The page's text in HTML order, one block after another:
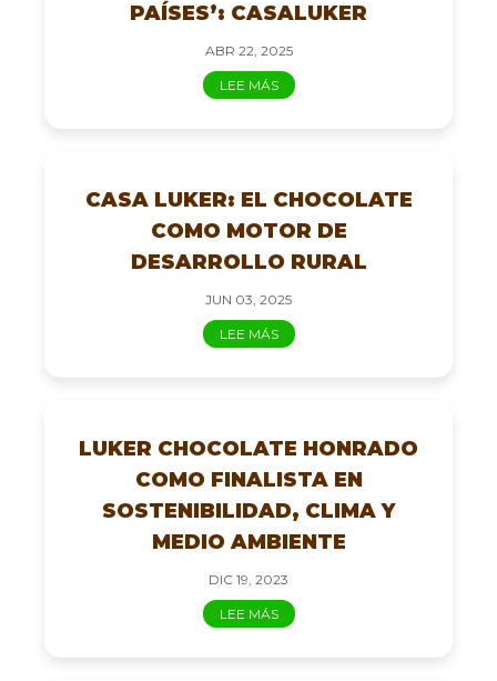
PAÍSES’: CASALUKER
ABR 22, 2025
LEE MÁS
CASA LUKER: EL CHOCOLATE
COMO MOTOR DE
DESARROLLO RURAL
JUN 03, 2025
LEE MÁS
LUKER CHOCOLATE HONRADO
COMO FINALISTA EN
SOSTENIBILIDAD, CLIMA Y
MEDIO AMBIENTE
DIC 19, 2023
LEE MÁS